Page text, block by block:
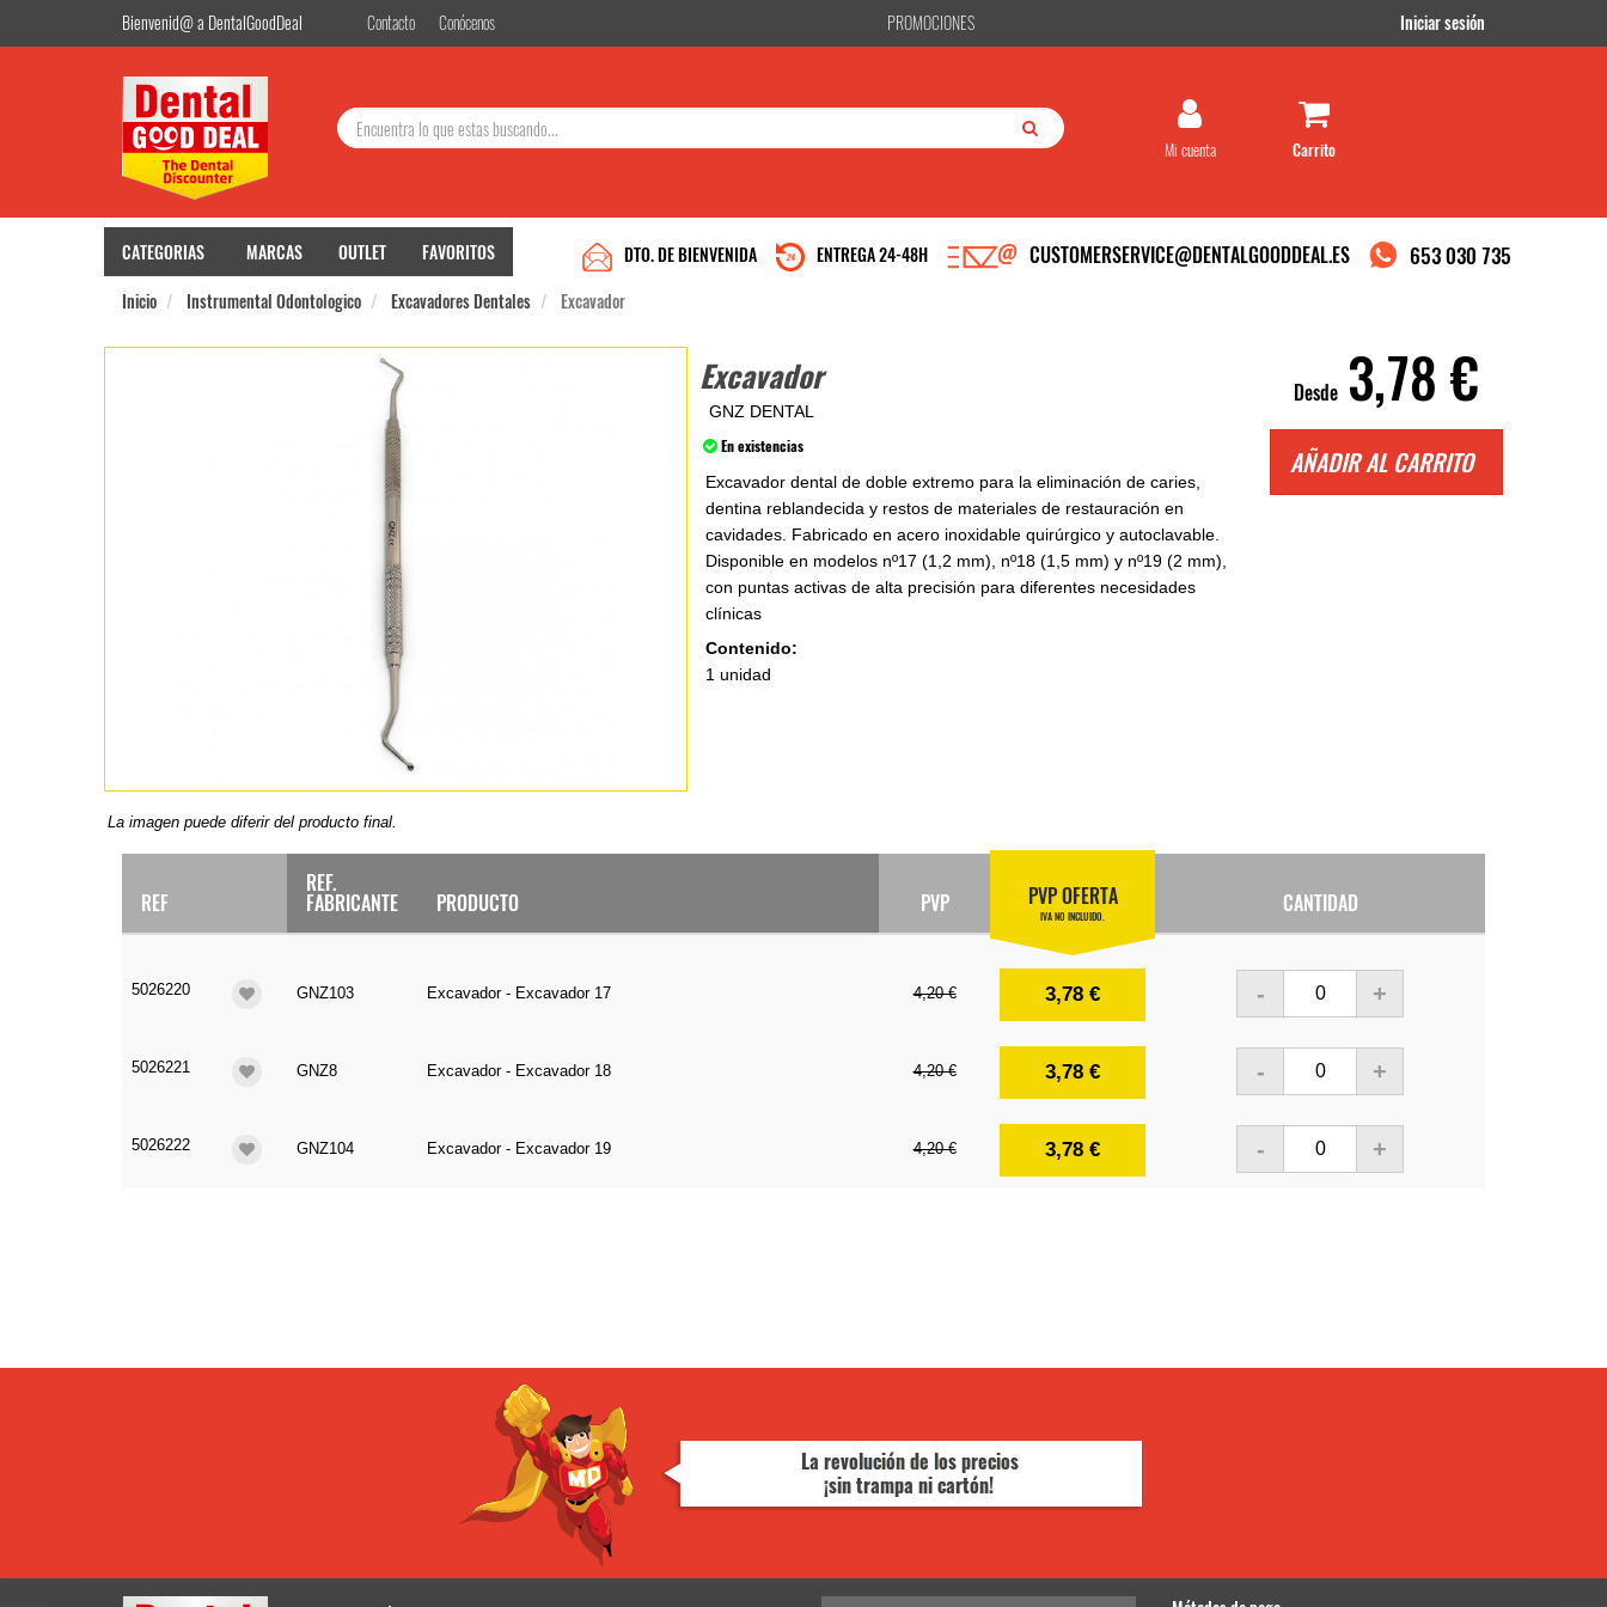
Bienvenid@ a DentalGoodDeal Contacto Conócenos PROMOCIONES Iniciar sesión
Mi cuenta
CATEGORIAS MARCAS OUTLET FAVORITOS 653 030 735
CUSTOMERSERVICE@DENTALGOODDEAL.ES
ENTREGA 24-48H
DTO. DE BIENVENIDA
Inicio
Instrumental Odontologico Excavadores Dentales Excavador
Excavador
GNZ DENTAL
En existencias
La imagen puede diferir del producto final.
Excavador dental de doble extremo para la eliminación de caries,
dentina reblandecida y restos de materiales de restauración en
cavidades. Fabricado en acero inoxidable quirúrgico y autoclavable.
Disponible en modelos nº17 (1,2 mm), nº18 (1,5 mm) y nº19 (2 mm),
con puntas activas de alta precisión para diferentes necesidades
clínicas
Contenido:
1 unidad
Desde 3,78 €
AÑADIR AL CARRITO
REF
REF.
FABRICANTE PRODUCTO PVP PVP OFERTA
IVA NO INCLUIDO. CANTIDAD
5026220 GNZ103 Excavador - Excavador 17 4,20 € 3,78 € - +
5026221 GNZ8 Excavador - Excavador 18 4,20 € 3,78 € - +
5026222 GNZ104 Excavador - Excavador 19 4,20 € 3,78 € - +